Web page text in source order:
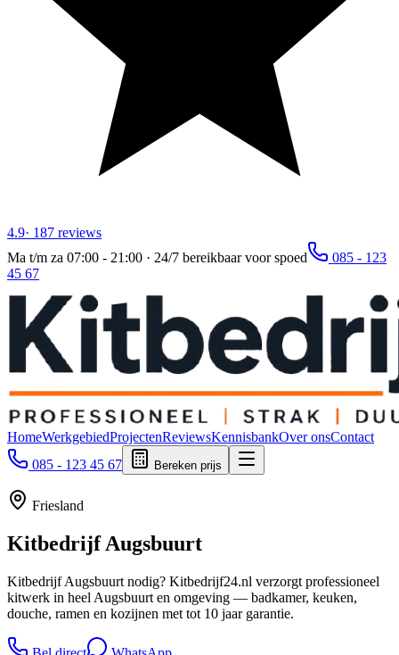
4.9· 187 reviews
Ma t/m za 07:00 - 21:00 · 24/7 bereikbaar voor spoed
085 - 123
45 67
HomeWerkgebiedProjectenReviewsKennisbankOver onsContact
085 - 123 45 67
Bereken prijs
Friesland
KitbedrijfAugsbuurt
Kitbedrijf Augsbuurt nodig? Kitbedrijf24.nl verzorgt professioneel
kitwerk in heel Augsbuurt en omgeving — badkamer, keuken,
douche, ramen en kozijnen met tot 10 jaar garantie.